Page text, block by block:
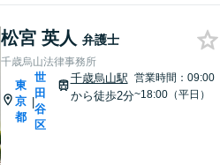
松宮 英人 弁護士
千歳烏山法律事務所
東
京
都
|
世
田
谷
区
千歳烏山駅
から徒歩2分
営業時間：09:00
~18:00（平日）